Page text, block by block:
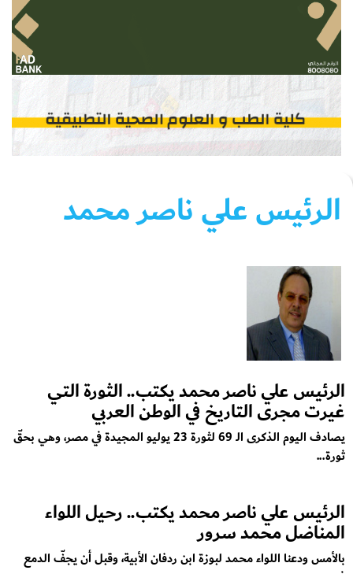
الرئيس علي ناصر محمد
الرئيس علي ناصر محمد يكتب.. الثورة التي
غيرت مجرى التاريخ في الوطن العربي
يصادف اليوم الذكرى الـ 69 لثورة 23 يوليو المجيدة في مصر، وهي بحقّ
ثورة...
الرئيس علي ناصر محمد يكتب.. رحيل اللواء
المناضل محمد سرور
بالأمس ودعنا اللواء محمد لبوزة ابن ردفان الأبية، وقبل أن يجفّ الدمع